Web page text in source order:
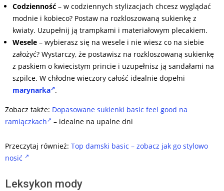
Codzienność – w codziennych stylizacjach chcesz wyglądać
modnie i kobieco? Postaw na rozkloszowaną sukienkę z
kwiaty. Uzupełnij ją trampkami i materiałowym plecakiem.
Wesele – wybierasz się na wesele i nie wiesz co na siebie
założyć? Wystarczy, że postawisz na rozkloszowaną sukienkę
z paskiem o kwiecistym princie i uzupełnisz ją sandałami na
szpilce. W chłodne wieczory całość idealnie dopełni
marynarka .
Zobacz także: Dopasowane sukienki basic feel good na
ramiączkach
– idealne na upalne dni
Przeczytaj również: Top damski basic – zobacz jak go stylowo
nosić
Leksykon mody